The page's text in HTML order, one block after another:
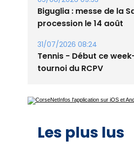
Biguglia : messe de la
procession le 14 août
31/07/2026 08:24
Tennis - Début ce
tournoi du RCPV
Les plus lus